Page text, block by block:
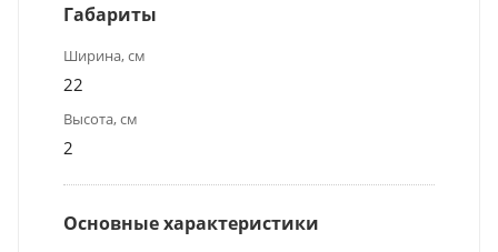
Габариты
Ширина, см
22
Высота, см
2
Основные характеристики